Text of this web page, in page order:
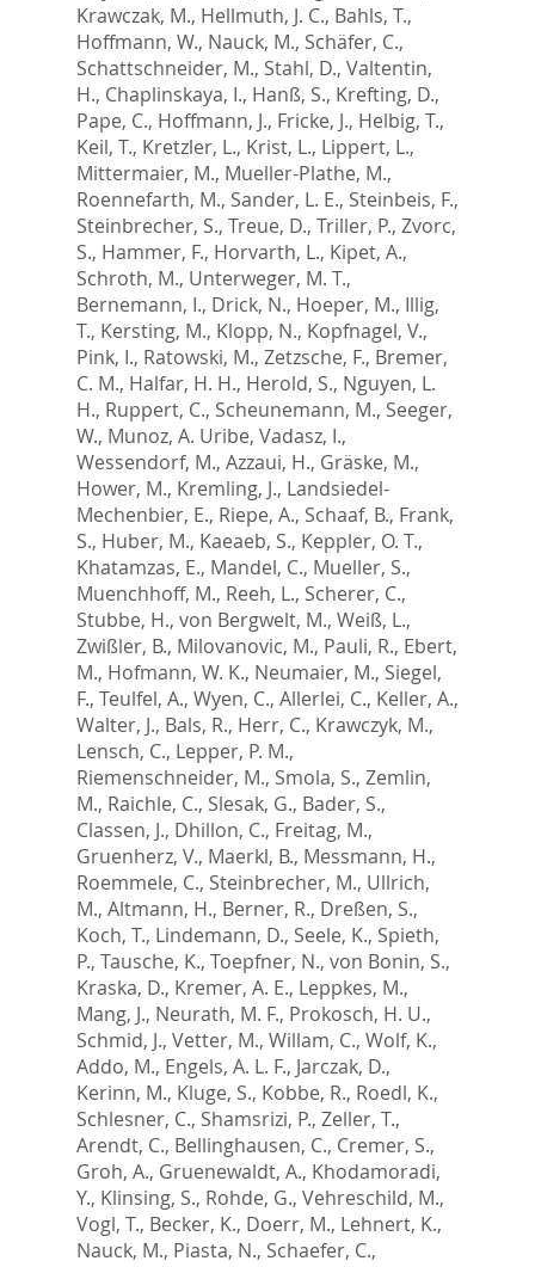
Krawczak, M., Hellmuth, J. C., Bahls, T.,
Hoffmann, W., Nauck, M., Schäfer, C.,
Schattschneider, M., Stahl, D., Valtentin,
H., Chaplinskaya, I., Hanß, S., Krefting, D.,
Pape, C., Hoffmann, J., Fricke, J., Helbig, T.,
Keil, T., Kretzler, L., Krist, L., Lippert, L.,
Mittermaier, M., Mueller-Plathe, M.,
Roennefarth, M., Sander, L. E., Steinbeis, F.,
Steinbrecher, S., Treue, D., Triller, P., Zvorc,
S., Hammer, F., Horvarth, L., Kipet, A.,
Schroth, M., Unterweger, M. T.,
Bernemann, I., Drick, N., Hoeper, M., Illig,
T., Kersting, M., Klopp, N., Kopfnagel, V.,
Pink, I., Ratowski, M., Zetzsche, F., Bremer,
C. M., Halfar, H. H., Herold, S., Nguyen, L.
H., Ruppert, C., Scheunemann, M., Seeger,
W., Munoz, A. Uribe, Vadasz, I.,
Wessendorf, M., Azzaui, H., Gräske, M.,
Hower, M., Kremling, J., Landsiedel-
Mechenbier, E., Riepe, A., Schaaf, B., Frank,
S., Huber, M., Kaeaeb, S., Keppler, O. T.,
Khatamzas, E., Mandel, C., Mueller, S.,
Muenchhoff, M., Reeh, L., Scherer, C.,
Stubbe, H., von Bergwelt, M., Weiß, L.,
Zwißler, B., Milovanovic, M., Pauli, R., Ebert,
M., Hofmann, W. K., Neumaier, M., Siegel,
F., Teulfel, A., Wyen, C., Allerlei, C., Keller, A.,
Walter, J., Bals, R., Herr, C., Krawczyk, M.,
Lensch, C., Lepper, P. M.,
Riemenschneider, M., Smola, S., Zemlin,
M., Raichle, C., Slesak, G., Bader, S.,
Classen, J., Dhillon, C., Freitag, M.,
Gruenherz, V., Maerkl, B., Messmann, H.,
Roemmele, C., Steinbrecher, M., Ullrich,
M., Altmann, H., Berner, R., Dreßen, S.,
Koch, T., Lindemann, D., Seele, K., Spieth,
P., Tausche, K., Toepfner, N., von Bonin, S.,
Kraska, D., Kremer, A. E., Leppkes, M.,
Mang, J., Neurath, M. F., Prokosch, H. U.,
Schmid, J., Vetter, M., Willam, C., Wolf, K.,
Addo, M., Engels, A. L. F., Jarczak, D.,
Kerinn, M., Kluge, S., Kobbe, R., Roedl, K.,
Schlesner, C., Shamsrizi, P., Zeller, T.,
Arendt, C., Bellinghausen, C., Cremer, S.,
Groh, A., Gruenewaldt, A., Khodamoradi,
Y., Klinsing, S., Rohde, G., Vehreschild, M.,
Vogl, T., Becker, K., Doerr, M., Lehnert, K.,
Nauck, M., Piasta, N., Schaefer, C.,